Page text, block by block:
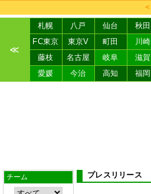
＜
≪
札幌 八戸 仙台 秋田
FC東京
東京V 町田 川崎
藤枝
名古屋 岐阜 滋賀
愛媛
今治 高知 福岡
チーム プレスリリース